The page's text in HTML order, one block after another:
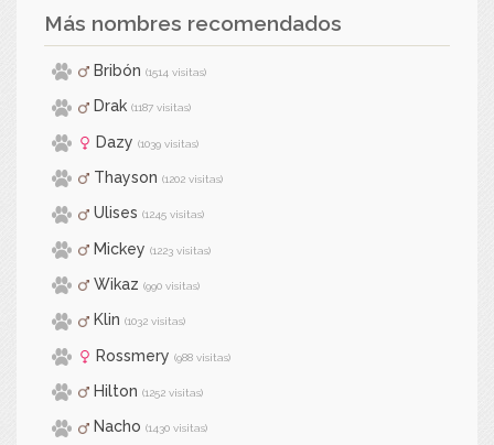
Más nombres recomendados
Bribón (1514 visitas)
Drak (1187 visitas)
Dazy (1039 visitas)
Thayson (1202 visitas)
Ulises (1245 visitas)
Mickey (1223 visitas)
Wikaz (990 visitas)
Klin (1032 visitas)
Rossmery (988 visitas)
Hilton (1252 visitas)
Nacho (1430 visitas)